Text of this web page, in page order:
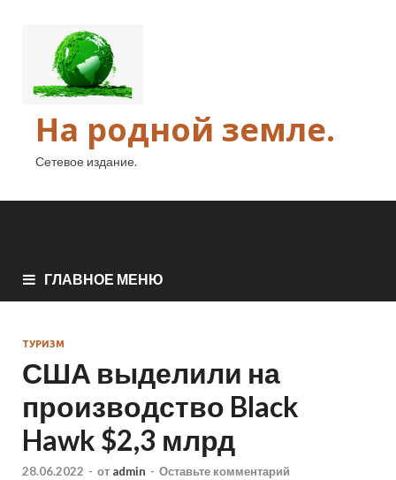
На родной земле.
Сетевое издание.
ГЛАВНОЕ МЕНЮ
ТУРИЗМ
США выделили на
производство Black
Hawk $2,3 млрд
28.06.2022 - от admin - Оставьте комментарий